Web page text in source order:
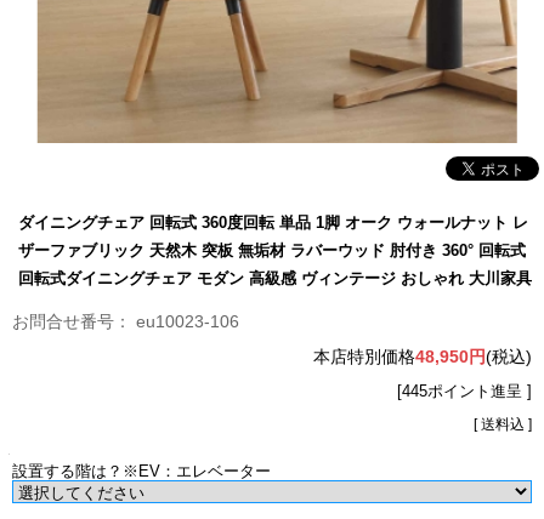
ダイニングチェア 回転式 360度回転 単品 1脚 オーク ウォールナット レ
ザーファブリック 天然木 突板 無垢材 ラバーウッド 肘付き 360° 回転式
回転式ダイニングチェア モダン 高級感 ヴィンテージ おしゃれ 大川家具
eu10023-106
本店特別価格48,950円(税込)
[445ポイント進呈 ]
[ 送料込 ]
設置する階は？※EV：エレベーター